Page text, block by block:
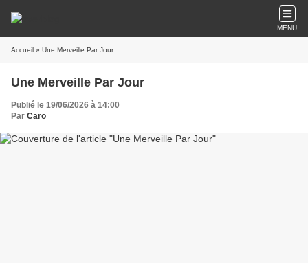
MENU
Accueil » Une Merveille Par Jour
Une Merveille Par Jour
Publié le 19/06/2026 à 14:00
Par Caro